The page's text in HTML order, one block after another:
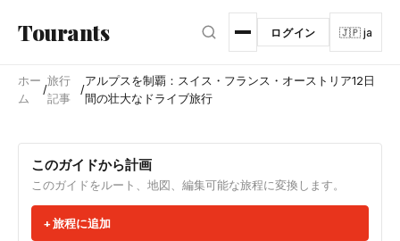
Tourants ログイン 🇯🇵 ja
ホー
ム
/
旅行
記事
/
アルプスを制覇：スイス・フランス・オーストリア12日
間の壮大なドライブ旅行
このガイドから計画
このガイドをルート、地図、編集可能な旅程に変換します。
旅程に追加